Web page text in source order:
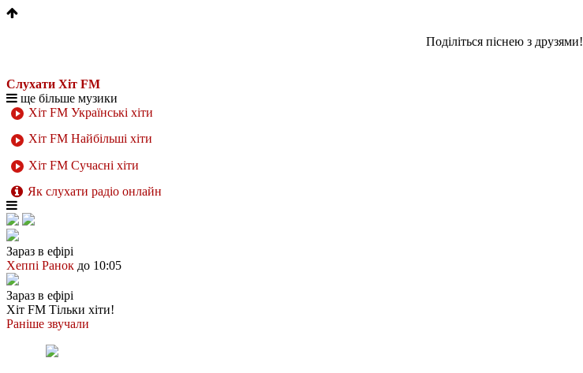
Поділіться піснею з друзями!
Слухати Хіт FM
ще більше музики
Хіт FM Українські хіти
Хіт FM Найбільші хіти
Хіт FM Сучасні хіти
Як слухати радіо онлайн
Зараз в ефірі
Хеппі Ранок до 10:05
Зараз в ефірі
Хіт FM Тільки хіти!
Раніше звучали